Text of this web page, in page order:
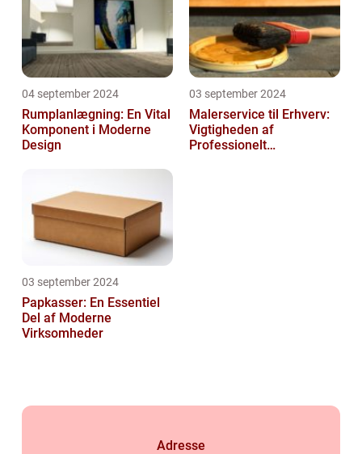
04 september 2024
Rumplanlægning: En Vital
Komponent i Moderne
Design
03 september 2024
Malerservice til Erhverv:
Vigtigheden af
Professionelt
03 september 2024
Papkasser: En Essentiel
Del af Moderne
Virksomheder
Adresse